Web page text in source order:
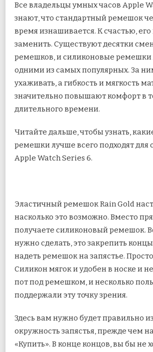
Все владельцы умных часов Apple
знают, что стандартный ремешок
время изнашивается. К счастью,
заменить. Существуют десятки
ремешков, и силиконовые ремешки
одними из самых популярных. За
ухаживать, а гибкость и мягкость
значительно повышают комфорт в
длительного времени.
Читайте дальше, чтобы узнать,
ремешки лучше всего подходят для
Apple Watch Series 6.
Эластичный ремешок Rain Gold
насколько это возможно. Вместо
получаете силиконовый ремешок.
нужно сделать, это закрепить
надеть ремешок на запястье.
Силикон мягок и удобен в носке и
пот под ремешком, и несколько
поддержали эту точку зрения.
Здесь вам нужно будет правильно
окружность запястья, прежде чем
«Купить». В конце концов, вы бы не